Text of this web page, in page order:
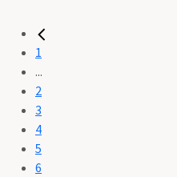
1
...
2
3
4
5
6